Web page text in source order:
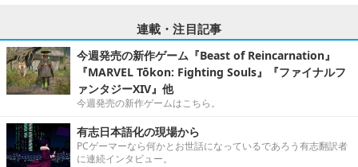
連載・注目記事
今週発売の新作ゲーム『Beast of Reincarnation』
『MARVEL Tōkon: Fighting Souls』『ファイナルフ
ァンタジーXIV』他
今週発売の新作ゲームはこちら。
有志日本語化の現場から
PCゲーマーなら何かとお世話になっているであろう有志翻訳者
に連続インタビュー。